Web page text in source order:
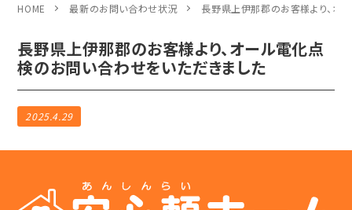
HOME 最新のお問い合わせ状況 長野県上伊那郡のお客様より、オ
長野県上伊那郡のお客様より、オール電化点
検のお問い合わせをいただきました
2025.4.29